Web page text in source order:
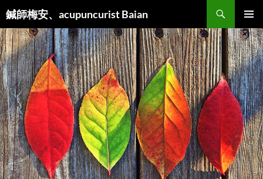
鍼師梅安、acupuncurist Baian
索
メインメ
ニュー
ン
テ
ン
ツ
へ
ス
キ
ッ
プ